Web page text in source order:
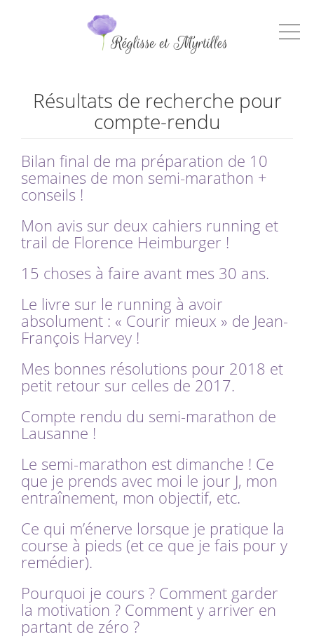
Résultats de recherche pour
compte-rendu
Bilan final de ma préparation de 10
semaines de mon semi-marathon +
conseils !
Mon avis sur deux cahiers running et
trail de Florence Heimburger !
15 choses à faire avant mes 30 ans.
Le livre sur le running à avoir
absolument : « Courir mieux » de Jean-
François Harvey !
Mes bonnes résolutions pour 2018 et
petit retour sur celles de 2017.
Compte rendu du semi-marathon de
Lausanne !
Le semi-marathon est dimanche ! Ce
que je prends avec moi le jour J, mon
entraînement, mon objectif, etc.
Ce qui m’énerve lorsque je pratique la
course à pieds (et ce que je fais pour y
remédier).
Pourquoi je cours ? Comment garder
la motivation ? Comment y arriver en
partant de zéro ?